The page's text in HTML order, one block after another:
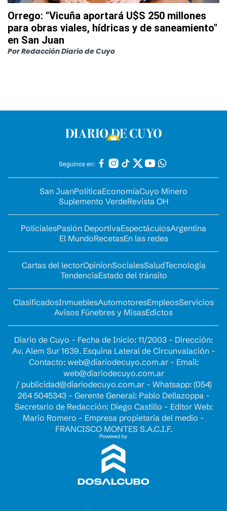
Orrego: "Vicuña aportará U$S 250 millones
para obras viales, hídricas y de saneamiento"
en San Juan
PorRedacción Diario de Cuyo
Seguinos en:
San JuanPolíticaEconomíaCuyo Minero
Suplemento VerdeRevista OH
PolicialesPasión DeportivaEspectáculosArgentina
El MundoRecetasEn las redes
Cartas del lectorOpinionSocialesSaludTecnología
TendenciaEstado del tránsito
ClasificadosInmueblesAutomotoresEmpleosServicios
Avisos Fúnebres y MisasEdictos
Diario de Cuyo - Fecha de Inicio: 11/2003 - Dirección:
Av. Alem Sur 1639. Esquina Lateral de Circunvalación -
Contacto: web@diariodecuyo.com.ar- Email:
web@diariodecuyo.com.ar
/ publicidad@diariodecuyo.com.ar- Whatsapp: (054)
264 5045343 - Gerente General: Pablo Dellazoppa -
Secretario de Redacción: Diego Castillo - Editor Web:
Mario Romero - Empresa propietaria del medio -
FRANCISCO MONTES S.A.C.I.F.